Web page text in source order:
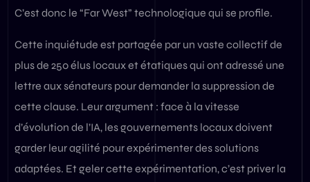
C’est donc le “Far West” technologique qui se profile.
Cette inquiétude est partagée par un vaste collectif de
plus de 250 élus locaux et étatiques qui ont adressé une
lettre aux sénateurs pour demander la suppression de
cette clause. Leur argument : face à la vitesse
d’évolution de l’IA, les gouvernements locaux doivent
garder leur agilité pour expérimenter des solutions
adaptées. Et geler cette expérimentation, c’est priver la